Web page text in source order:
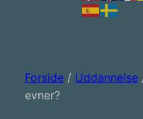
Forside/ Uddannelse
evner?